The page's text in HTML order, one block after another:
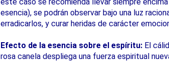
esencia), se podrán observar bajo una luz
erradicarlos, y curar heridas de carácter
Efecto de la esencia sobre el espíritu: El
rosa canela despliega una fuerza espiritual